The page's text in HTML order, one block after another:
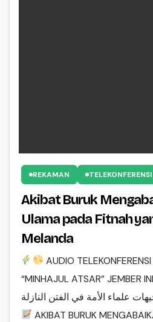
REKAMAN TELEKONFERENSI
Akibat Buruk
Ulama pada Fitnah
Melanda
AUDIO
“MINHAJUL ATSAR” JEMBER
علماء الأمة في الفتن النازلة
AKIBAT BURUK